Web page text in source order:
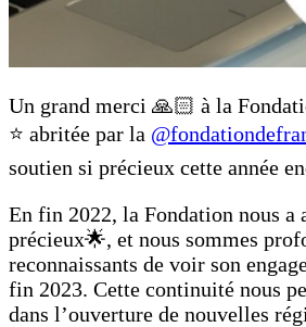
Un grand merci 🙏🏻 à la
⭐️ abritée par la
soutien si précieux cette année
En fin 2022, la Fondation nous a
précieux🌟, et nous sommes
reconnaissants de voir son
fin 2023. Cette continuité nous
dans l’ouverture de nouvelles